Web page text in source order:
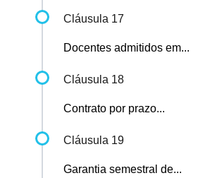
Cláusula 17
Docentes admitidos em...
Cláusula 18
Contrato por prazo...
Cláusula 19
Garantia semestral de...